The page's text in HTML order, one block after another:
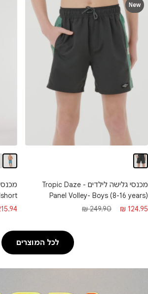
New
מכנסי גלישה לילדים - Tropic Daze
Panel Volley- Boys (8-16 years)
מחיר
124.95 ₪
מחיר
249.90 ₪
מחיר
₪
לכל המוצרים